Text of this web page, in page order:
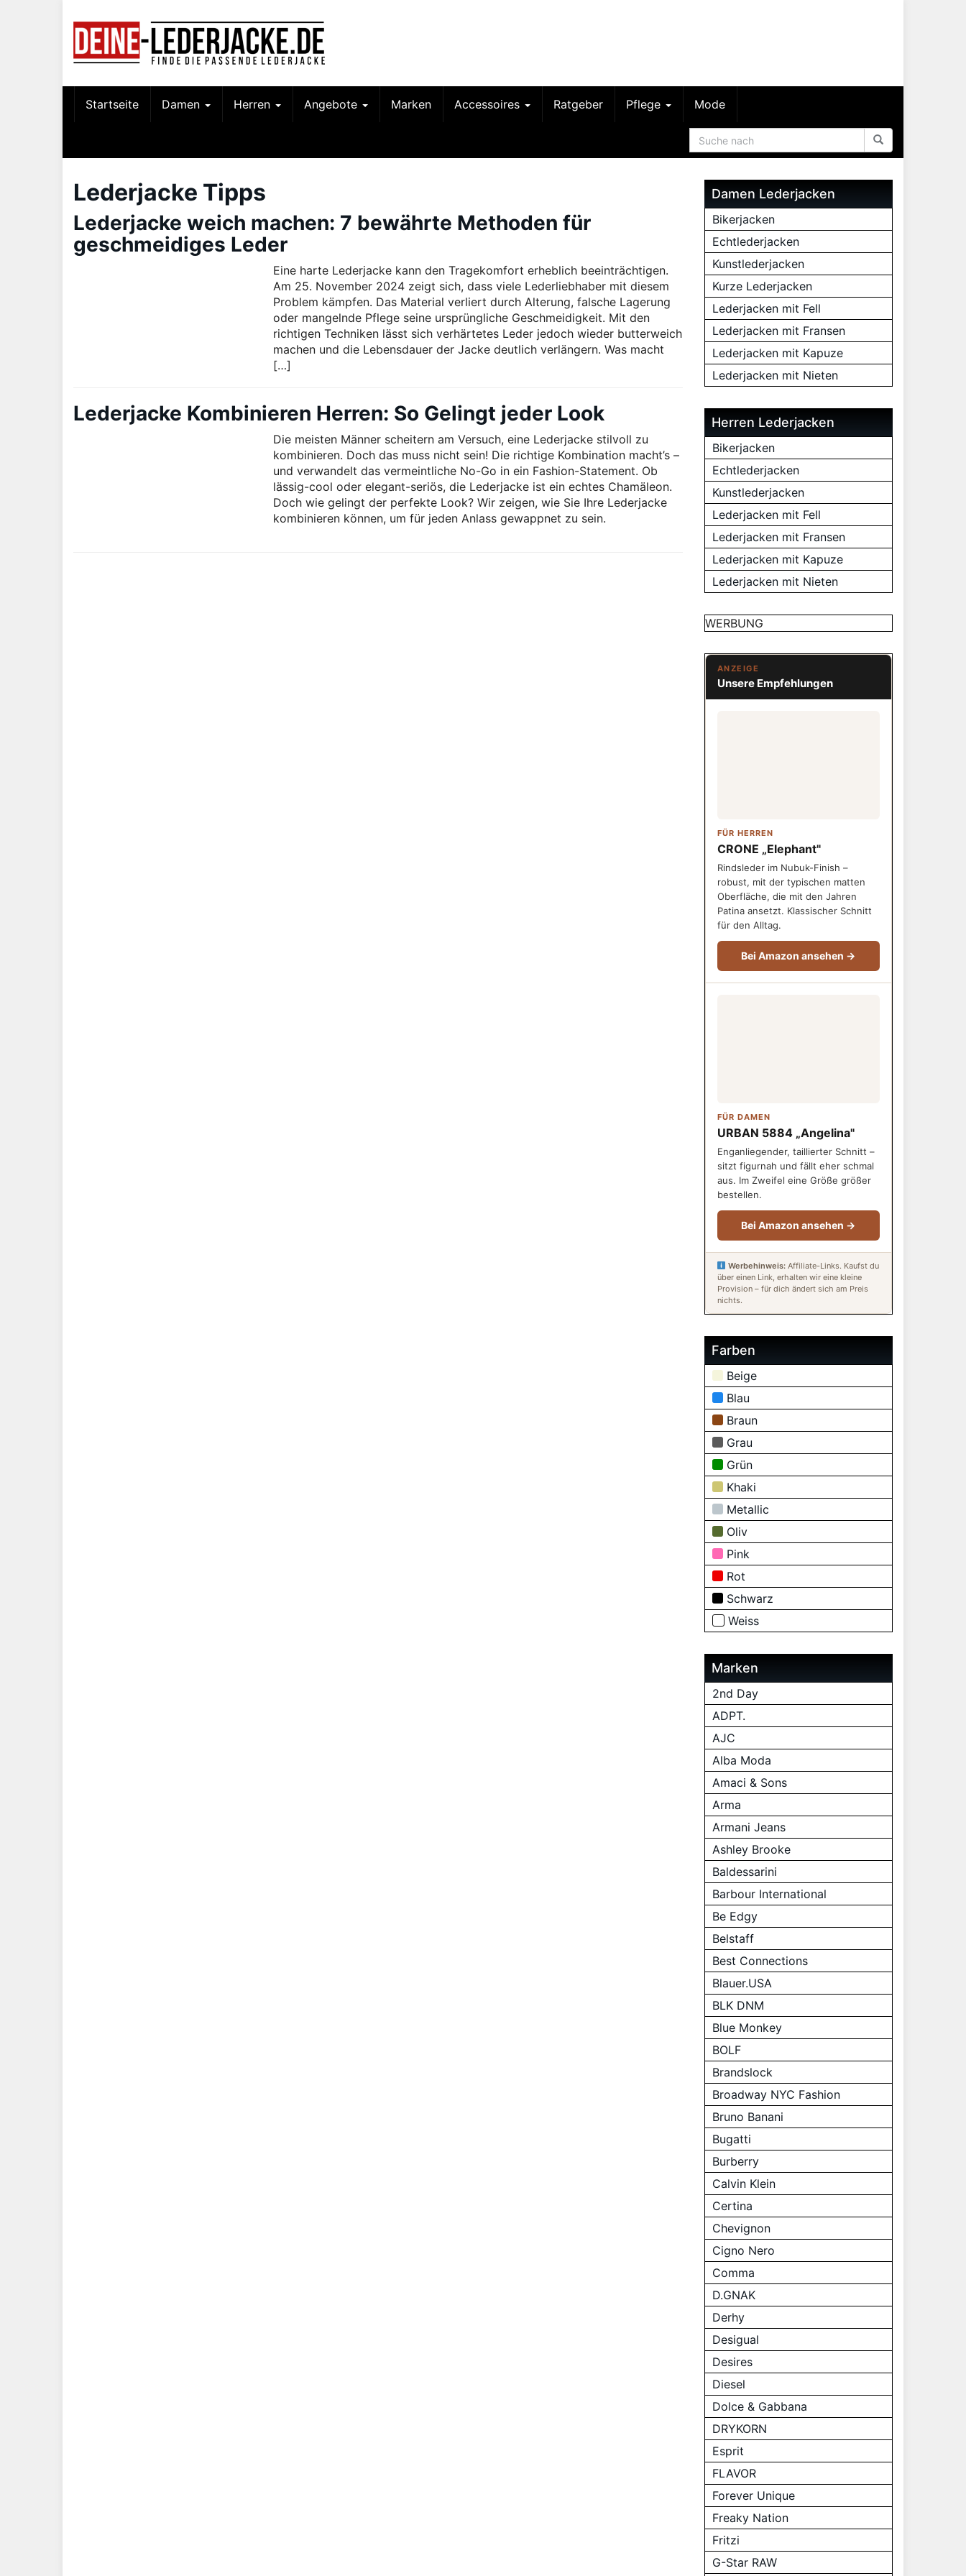
Startseite Damen Herren Angebote Marken Accessoires Ratgeber Pflege Mode
Lederjacke Tipps
Lederjacke weich machen: 7 bewährte Methoden für
geschmeidiges Leder
Eine harte Lederjacke kann den Tragekomfort erheblich beeinträchtigen.
Am 25. November 2024 zeigt sich, dass viele Lederliebhaber mit diesem
Problem kämpfen. Das Material verliert durch Alterung, falsche Lagerung
oder mangelnde Pflege seine ursprüngliche Geschmeidigkeit. Mit den
richtigen Techniken lässt sich verhärtetes Leder jedoch wieder butterweich
machen und die Lebensdauer der Jacke deutlich verlängern. Was macht
[…]
Lederjacke Kombinieren Herren: So Gelingt jeder Look
Die meisten Männer scheitern am Versuch, eine Lederjacke stilvoll zu
kombinieren. Doch das muss nicht sein! Die richtige Kombination macht’s –
und verwandelt das vermeintliche No-Go in ein Fashion-Statement. Ob
lässig-cool oder elegant-seriös, die Lederjacke ist ein echtes Chamäleon.
Doch wie gelingt der perfekte Look? Wir zeigen, wie Sie Ihre Lederjacke
kombinieren können, um für jeden Anlass gewappnet zu sein.
Damen Lederjacken
Bikerjacken
Echtlederjacken
Kunstlederjacken
Kurze Lederjacken
Lederjacken mit Fell
Lederjacken mit Fransen
Lederjacken mit Kapuze
Lederjacken mit Nieten
Herren Lederjacken
Bikerjacken
Echtlederjacken
Kunstlederjacken
Lederjacken mit Fell
Lederjacken mit Fransen
Lederjacken mit Kapuze
Lederjacken mit Nieten
WERBUNG
ANZEIGE
Unsere Empfehlungen
FÜR HERREN
CRONE „Elephant"
Rindsleder im Nubuk-Finish –
robust, mit der typischen matten
Oberfläche, die mit den Jahren
Patina ansetzt. Klassischer Schnitt
für den Alltag.
Bei Amazon ansehen →
FÜR DAMEN
URBAN 5884 „Angelina"
Enganliegender, taillierter Schnitt –
sitzt figurnah und fällt eher schmal
aus. Im Zweifel eine Größe größer
bestellen.
Bei Amazon ansehen →
Werbehinweis: Affiliate-Links. Kaufst du
über einen Link, erhalten wir eine kleine
Provision – für dich ändert sich am Preis
nichts.
Farben
Beige
Blau
Braun
Grau
Grün
Khaki
Metallic
Oliv
Pink
Rot
Schwarz
Weiss
Marken
2nd Day
ADPT.
AJC
Alba Moda
Amaci & Sons
Arma
Armani Jeans
Ashley Brooke
Baldessarini
Barbour International
Be Edgy
Belstaff
Best Connections
Blauer.USA
BLK DNM
Blue Monkey
BOLF
Brandslock
Broadway NYC Fashion
Bruno Banani
Bugatti
Burberry
Calvin Klein
Certina
Chevignon
Cigno Nero
Comma
D.GNAK
Derhy
Desigual
Desires
Diesel
Dolce & Gabbana
DRYKORN
Esprit
FLAVOR
Forever Unique
Freaky Nation
Fritzi
G-Star RAW